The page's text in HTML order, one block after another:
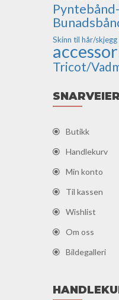
Skinn til hår/skjegg
Tricot/
SNARVEIER
Butikk
Handlekurv
Min konto
Til kassen
Wishlist
Om oss
Bildegalleri